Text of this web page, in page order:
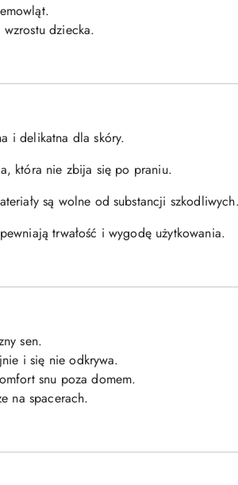
dziecka.
i delikatna dla skóry.
która nie zbija się po praniu.
są wolne od substancji szkodliwych.
trwałość i wygodę użytkowania.
sen.
i się nie odkrywa.
snu poza domem.
na spacerach.